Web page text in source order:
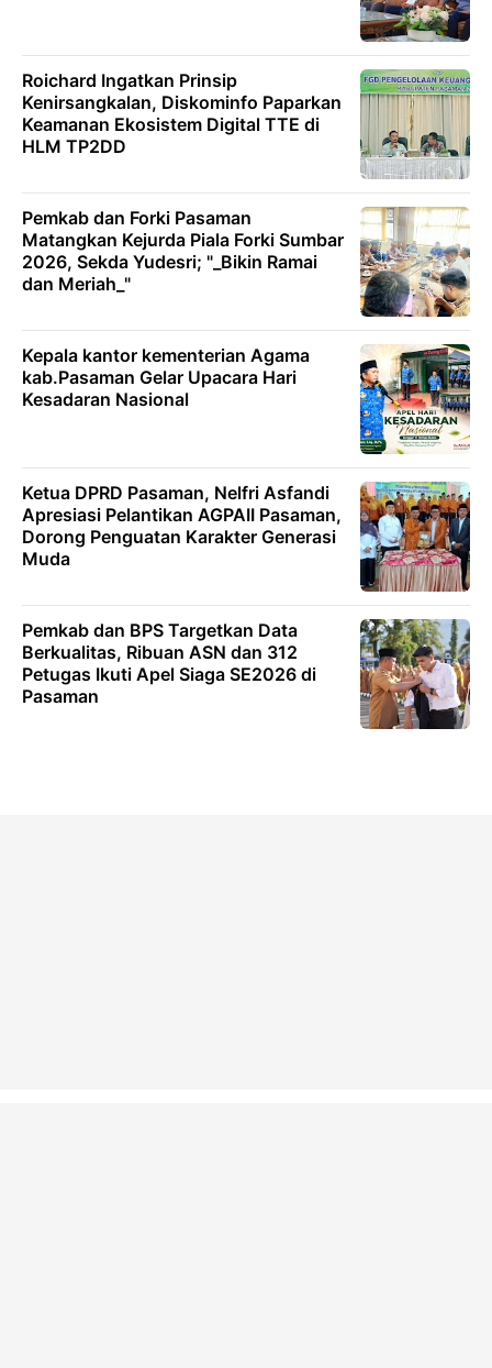
Roichard Ingatkan Prinsip
Kenirsangkalan, Diskominfo Paparkan
Keamanan Ekosistem Digital TTE di
HLM TP2DD
Pemkab dan Forki Pasaman
Matangkan Kejurda Piala Forki Sumbar
2026, Sekda Yudesri; "_Bikin Ramai
dan Meriah_"
Kepala kantor kementerian Agama
kab.Pasaman Gelar Upacara Hari
Kesadaran Nasional
Ketua DPRD Pasaman, Nelfri Asfandi
Apresiasi Pelantikan AGPAII Pasaman,
Dorong Penguatan Karakter Generasi
Muda
Pemkab dan BPS Targetkan Data
Berkualitas, Ribuan ASN dan 312
Petugas Ikuti Apel Siaga SE2026 di
Pasaman